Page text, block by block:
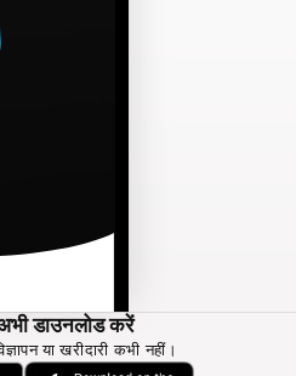
डाउनलोड करें
या खरीदारी कभी नहीं।